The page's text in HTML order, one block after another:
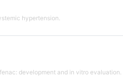
hypertension.
development and in vitro evaluation.